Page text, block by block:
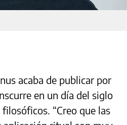
acaba de publicar por
en un día del siglo
“Creo que las